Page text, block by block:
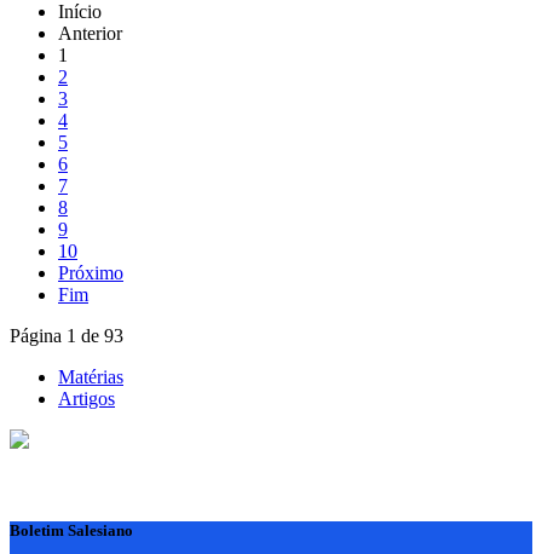
Início
Anterior
1
2
3
4
5
6
7
8
9
10
Próximo
Fim
Página 1 de 93
Matérias
Artigos
Boletim Salesiano